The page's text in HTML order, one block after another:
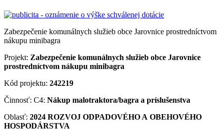
Zabezpečenie komunálnych služieb obce Jarovnice prostredníctvom
nákupu minibagra
Projekt: Zabezpečenie komunálnych služieb obce Jarovnice
prostredníctvom nákupu minibagra
Kód projektu: 242219
Činnosť: C4: Nákup malotraktora/bagra a príslušenstva
Oblasť: 2024 ROZVOJ ODPADOVÉHO A OBEHOVÉHO
HOSPODÁRSTVA